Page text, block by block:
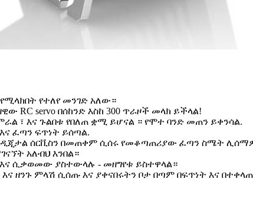
የሚላክበት የተለየ መንገድ አለው።
RC servo በሰከንድ እስከ 300 ጥራዞች መላክ ይችላል!
፣ እና ጉልበቱ የበለጠ ቋሚ ይሆናል ። የሞተ ባንድ መጠን ይቀንሳል.
ፈጣን ፍጥነት ይሰጣል.
ዲጂታል ሰርቪስን በመጠቀም ሲሰሩ የመቆጣጠሪያው ፈጣን ስሜት
አለብህ እንበል።
እና ሲቃወመው ያስተውላሉ - መዘግየቱ ይስተዋላል።
እና ዘንጉ ምላሽ ሲሰጡ እና ያቀናበሩትን ቦታ በጣም በፍጥነት እና